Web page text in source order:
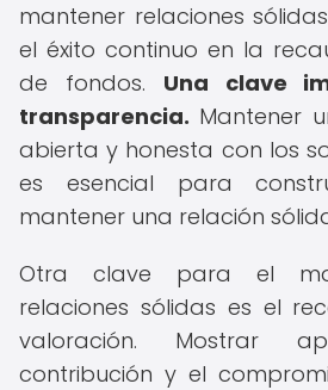
mantener relaciones
el éxito continuo en la
de fondos. Una clave
transparencia. Mantener
abierta y honesta con los
es esencial para
mantener una relación
Otra clave para el
relaciones sólidas es el
valoración. Mostrar
contribución y el